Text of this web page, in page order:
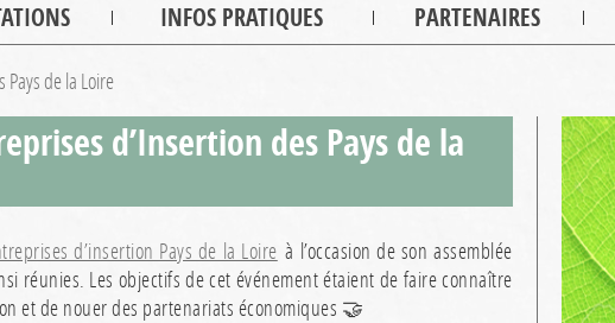
INFOS PRATIQUES PARTENAIRES
de la Loire
d’Insertion des Pays de la
d’insertion Pays de la Loire à l’occasion de son assemblée
réunies. Les objectifs de cet événement étaient de faire connaître
et de nouer des partenariats économiques 🤝